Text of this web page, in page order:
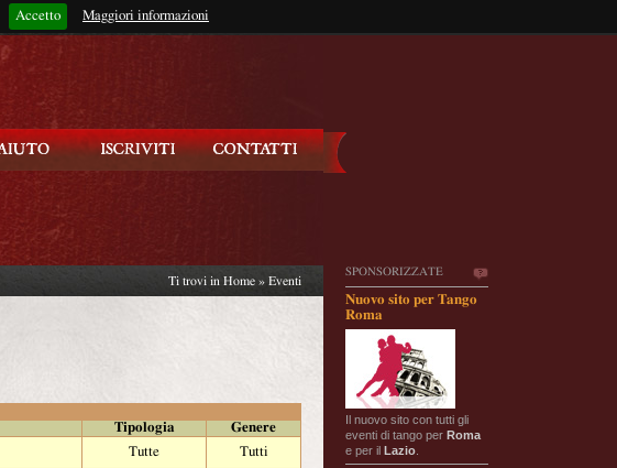
Accetto Maggiori informazioni
Rimani connesso?
SPONSORIZZATE
Nuovo sito per Tango
Roma
Il nuovo sito con tutti gli
eventi di tango per Roma
e per il Lazio
Ti trovi in Home » Eventi
Tipologia
Genere
Tutte
Tutti